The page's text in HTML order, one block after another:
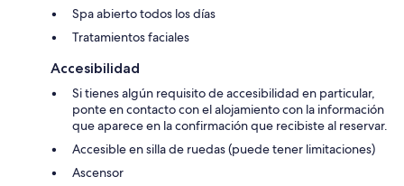
Spa abierto todos los días
Tratamientos faciales
Accesibilidad
Si tienes algún requisito de accesibilidad en particular,
ponte en contacto con el alojamiento con la información
que aparece en la confirmación que recibiste al reservar.
Accesible en silla de ruedas (puede tener limitaciones)
Ascensor